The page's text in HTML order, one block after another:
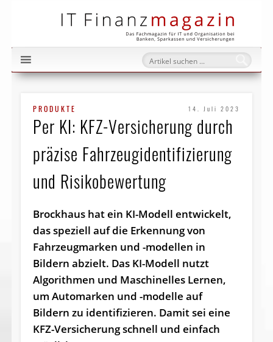
PRODUKTE 14. Juli 2023
Per KI: KFZ-Versicherung durch
präzise Fahrzeugidentifizierung
und Risikobewertung
Brockhaus hat ein KI-Modell entwickelt,
das speziell auf die Erkennung von
Fahrzeugmarken und -modellen in
Bildern abzielt. Das KI-Modell nutzt
Algorithmen und Maschinelles Lernen,
um Automarken und -modelle auf
Bildern zu identifizieren. Damit sei eine
KFZ-Versicherung schnell und einfach